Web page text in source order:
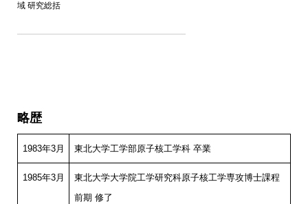
域 研究総括
略歴
1983年3月 東北大学工学部原子核工学科 卒業
1985年3月
東北大学大学院工学研究科原子核工学専攻博士課程
前期 修了